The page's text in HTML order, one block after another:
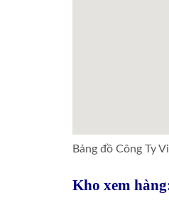
Bảng đồ Công Ty
Kho xem